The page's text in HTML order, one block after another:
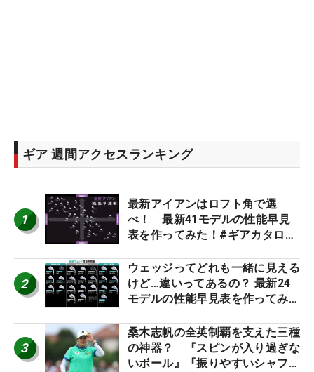
ギア 週間アクセスランキング
1
最新アイアンはロフト角で選
べ！ 最新41モデルの性能早見
表を作ってみた！#ギアカタログ
2
ウェッジってどれも一緒に見える
けど…違いってあるの？ 最新24
モデルの性能早見表を作ってみ
3
桑木志帆の全英制覇を支えた三種
の神器？ 『スピンが入り過ぎな
いボール』『振りやすいシャフ